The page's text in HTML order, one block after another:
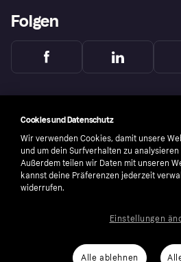
Folgen
number: 556737-0431
Cookies und Datenschutz
Wir verwenden Cookies, damit unsere
und um dein Surfverhalten zu
Außerdem teilen wir Daten mit unseren
kannst deine Präferenzen jederzeit
widerrufen.
Alle ablehnen
Einstellungen